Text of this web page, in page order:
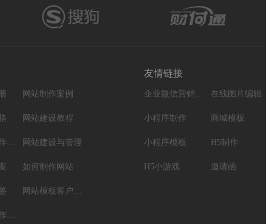
网站制作案例
网站建设教程
电脑网站制作设计 网站建设与管理
如何制作网站
网站模板客户案例
网站建设制作知识
友情链接
企业微信营销系统 在线图片编辑
小程序制作 商城模板
小程序模板 H5制作
H5小游戏 邀请函